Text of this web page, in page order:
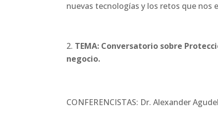
nuevas tecnologías y los retos que nos
TEMA: Conversatorio sobre
negocio.
CONFERENCISTAS: Dr. Alexander